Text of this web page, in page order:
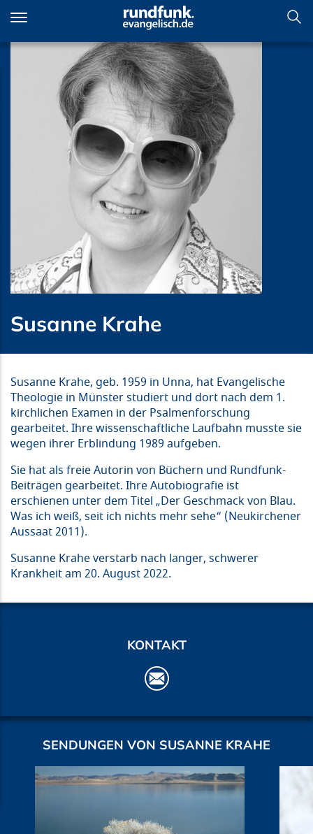
zum
Inhalt
Susanne Krahe
Susanne Krahe, geb. 1959 in Unna, hat Evangelische
Theologie in Münster studiert und dort nach dem 1.
kirchlichen Examen in der Psalmenforschung
gearbeitet. Ihre wissenschaftliche Laufbahn musste sie
wegen ihrer Erblindung 1989 aufgeben.
Sie hat als freie Autorin von Büchern und Rundfunk-
Beiträgen gearbeitet. Ihre Autobiografie ist
erschienen unter dem Titel „Der Geschmack von Blau.
Was ich weiß, seit ich nichts mehr sehe“ (Neukirchener
Aussaat 2011).
Susanne Krahe verstarb nach langer, schwerer
Krankheit am 20. August 2022.
KONTAKT
SENDUNGEN VON SUSANNE KRAHE